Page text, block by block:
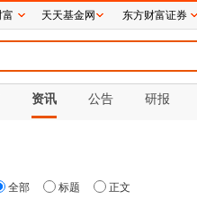
资讯 公告 研报
全部 标题 正文
富 天天基金网 东方财富证券